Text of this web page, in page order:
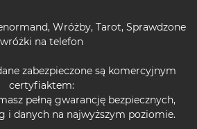
, Wróżby, Tarot, Sprawdzone
wróżki na telefon
zabezpieczone są komercyjnym
certyfiaktem:
pełną gwarancję bezpiecznych,
i danych na najwyższym poziomie.